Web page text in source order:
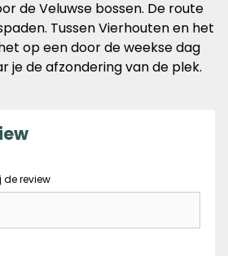
de Veluwse bossen. De route
Tussen Vierhouten en het
op een door de weekse dag
je de afzondering van de plek.
de review